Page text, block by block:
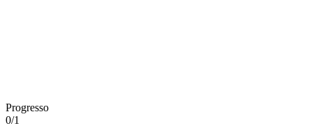
Progresso
0/1